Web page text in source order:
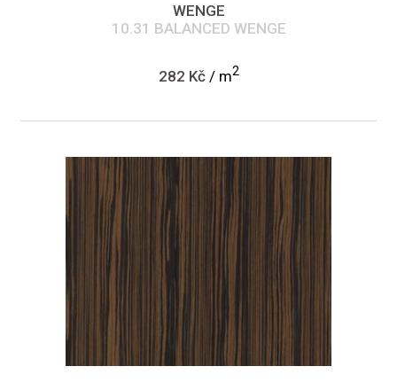
WENGE
10.31 BALANCED WENGE
282 Kč/ m2